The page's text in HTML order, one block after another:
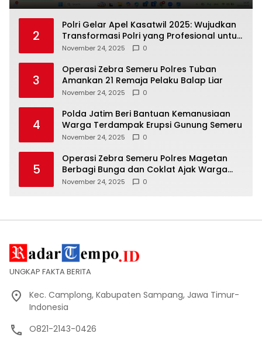
2
Polri Gelar Apel Kasatwil 2025: Wujudkan
Transformasi Polri yang Profesional untuk
Masyarakat
November 24, 2025 0
3
Operasi Zebra Semeru Polres Tuban
Amankan 21 Remaja Pelaku Balap Liar
November 24, 2025 0
4
Polda Jatim Beri Bantuan Kemanusiaan
Warga Terdampak Erupsi Gunung Semeru
November 24, 2025 0
5
Operasi Zebra Semeru Polres Magetan
Berbagi Bunga dan Coklat Ajak Warga
Tertib Lalin
November 24, 2025 0
UNGKAP FAKTA BERITA
Kec. Camplong, Kabupaten Sampang, Jawa Timur-
Indonesia
O821-2143-0426